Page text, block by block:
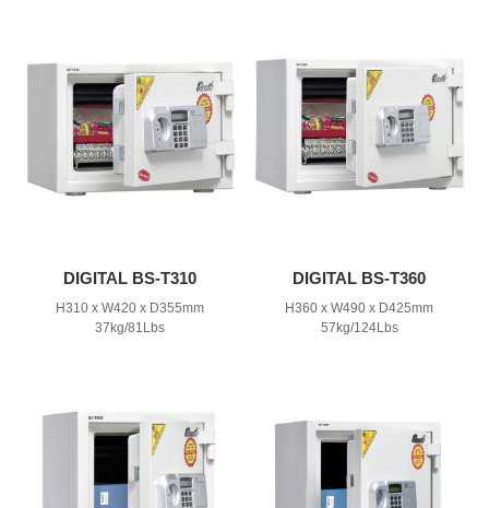
DIGITAL BS-T310
H310 x W420 x D355mm
37kg/81Lbs
DIGITAL BS-T360
H360 x W490 x D425mm
57kg/124Lbs